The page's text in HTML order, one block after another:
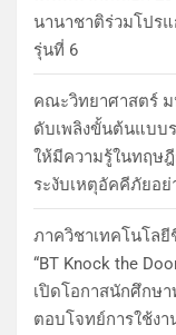
นานาชาติร่วมโปรแ
รุ่นที่ 6
คณะวิทยาศาสตร์
ดับเพลิงขั้นต้นแบบ
ให้มีความรู้ในทฤษฎี
ระงับเหตุอัคคีภัยอย่
ภาควิชาเทคโนโล
“BT Knock the
เปิดโอกาสนักศึกษ
ตอบโจทย์การใช้ง